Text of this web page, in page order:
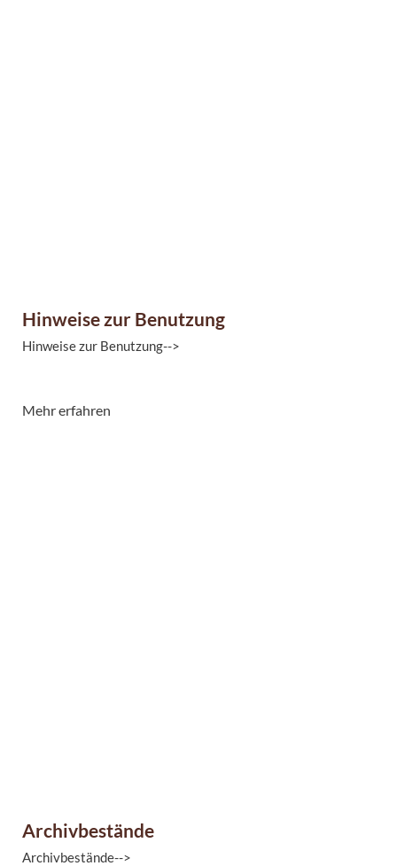
Hinweise zur Benutzung
Hinweise zur Benutzung-->
Mehr erfahren
Archivbestände
Archivbestände-->